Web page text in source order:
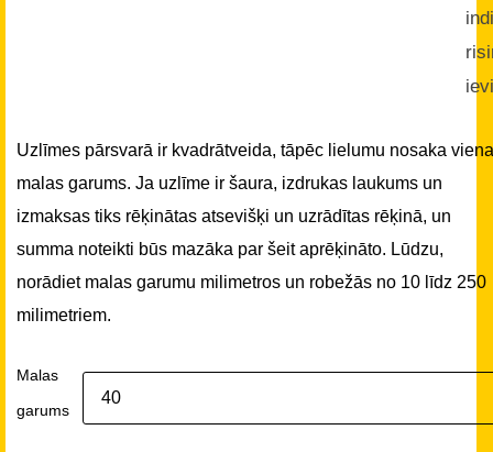
Uzlīmes pārsvarā ir kvadrātveida, tāpēc lielumu nosaka
malas garums. Ja uzlīme ir šaura, izdrukas laukums un
izmaksas tiks rēķinātas atsevišķi un uzrādītas rēķinā, un
summa noteikti būs mazāka par šeit aprēķināto. Lūdzu,
norādiet malas garumu milimetros un robežās no 10 līdz 250
milimetriem.
Malas
garums